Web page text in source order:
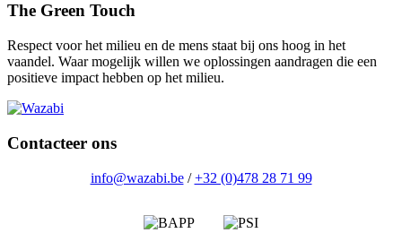
The Green Touch
Respect voor het milieu en de mens staat bij ons hoog in het
vaandel. Waar mogelijk willen we oplossingen aandragen die een
positieve impact hebben op het milieu.
Contacteer ons
info@wazabi.be/+32 (0)478 28 71 99